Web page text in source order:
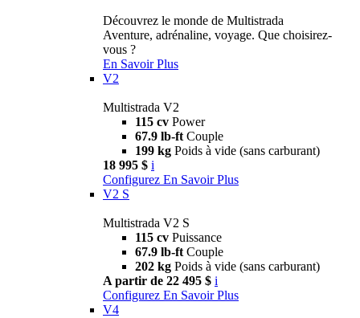
Découvrez le monde de Multistrada
Aventure, adrénaline, voyage. Que choisirez-
vous ?
En Savoir Plus
V2
Multistrada V2
115 cv Power
67.9 lb-ft Couple
199 kg Poids à vide (sans carburant)
18 995 $ i
Configurez En Savoir Plus
V2 S
Multistrada V2 S
115 cv Puissance
67.9 lb-ft Couple
202 kg Poids à vide (sans carburant)
A partir de 22 495 $ i
Configurez En Savoir Plus
V4